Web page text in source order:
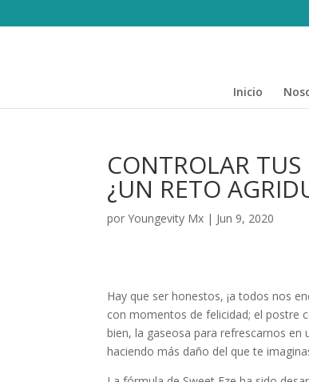
Inicio
CONTROLAR
¿UN RETO
porYoungevity Mx | Jun 9, 2020
Hay que ser honestos, ¡a todos nos
con momentos de felicidad; el postre
bien, la gaseosa para refrescarnos en
haciendo más daño del que te